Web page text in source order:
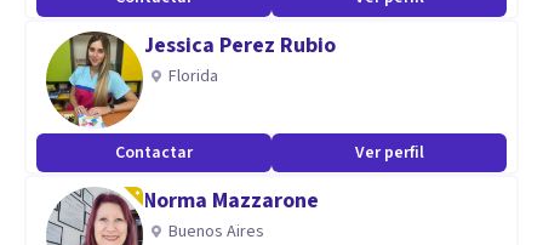
Jessica Perez Rubio
Florida
Contactar Ver perfil
Norma Mazzarone
Buenos Aires